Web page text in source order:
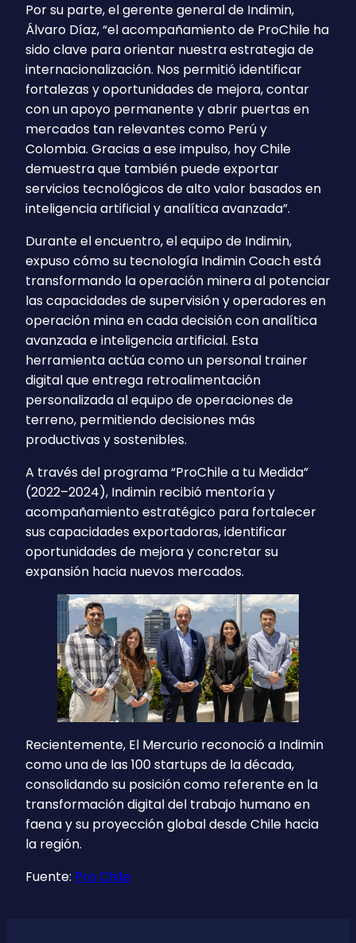
Por su parte, el gerente general de Indimin,
Álvaro Díaz, “el acompañamiento de ProChile ha
sido clave para orientar nuestra estrategia de
internacionalización. Nos permitió identificar
fortalezas y oportunidades de mejora, contar
con un apoyo permanente y abrir puertas en
mercados tan relevantes como Perú y
Colombia. Gracias a ese impulso, hoy Chile
demuestra que también puede exportar
servicios tecnológicos de alto valor basados en
inteligencia artificial y analítica avanzada”.
Durante el encuentro, el equipo de Indimin,
expuso cómo su tecnología Indimin Coach está
transformando la operación minera al potenciar
las capacidades de supervisión y operadores en
operación mina en cada decisión con analítica
avanzada e inteligencia artificial. Esta
herramienta actúa como un personal trainer
digital que entrega retroalimentación
personalizada al equipo de operaciones de
terreno, permitiendo decisiones más
productivas y sostenibles.
A través del programa “ProChile a tu Medida”
(2022–2024), Indimin recibió mentoría y
acompañamiento estratégico para fortalecer
sus capacidades exportadoras, identificar
oportunidades de mejora y concretar su
expansión hacia nuevos mercados.
Recientemente, El Mercurio reconoció a Indimin
como una de las 100 startups de la década,
consolidando su posición como referente en la
transformación digital del trabajo humano en
faena y su proyección global desde Chile hacia
la región.
Fuente: Pro Chile